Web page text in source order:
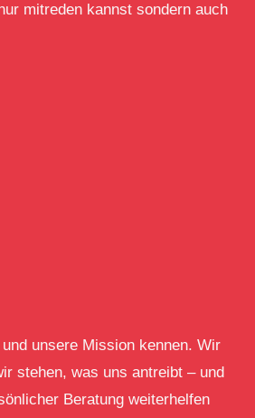
mitreden kannst sondern auch
unsere Mission kennen. Wir
stehen, was uns antreibt – und
Beratung weiterhelfen